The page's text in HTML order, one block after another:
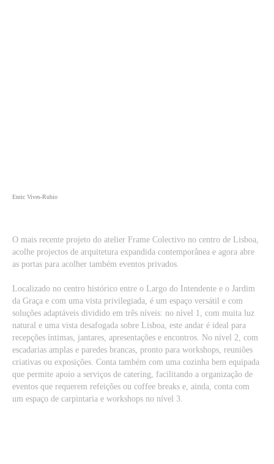
Enric Vives-Rubio
O mais recente projeto do atelier Frame Colectivo no centro de Lisboa,
acolhe projectos de arquitetura expandida contemporânea e agora abre
as portas para acolher também eventos privados.
Localizado no centro histórico entre o Largo do Intendente e o Jardim
da Graça e com uma vista privilegiada, é um espaço versátil e com
soluções adaptáveis dividido em três níveis: no nível 1, com muita luz
natural e uma vista desafogada sobre Lisboa, este andar é ideal para
recepções íntimas, jantares, apresentações e encontros. No nível 2, com
escadarias amplas e paredes brancas, pronto para workshops, reuniões
criativas ou exposições. Conta também com uma cozinha bem equipada
que permite apoio a serviços de catering, facilitando a organização de
eventos que requerem refeições ou coffee breaks e, ainda, conta com
um espaço de carpintaria e workshops no nível 3.